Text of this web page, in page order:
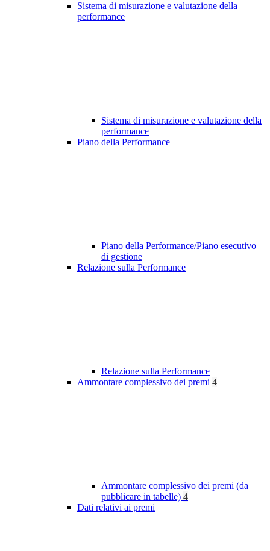
Sistema di misurazione e valutazione della
performance
Sistema di misurazione e valutazione della
performance
Piano della Performance
Piano della Performance/Piano esecutivo
di gestione
Relazione sulla Performance
Relazione sulla Performance
Ammontare complessivo dei premi 4
Ammontare complessivo dei premi (da
pubblicare in tabelle) 4
Dati relativi ai premi